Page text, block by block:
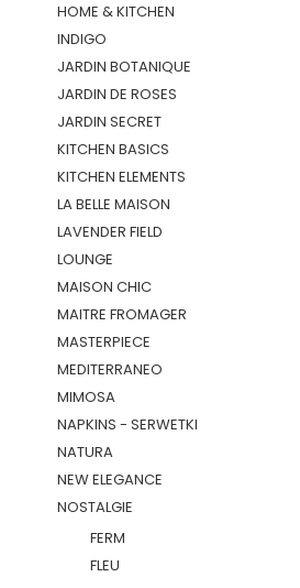
HOME & KITCHEN
INDIGO
JARDIN BOTANIQUE
JARDIN DE ROSES
JARDIN SECRET
KITCHEN BASICS
KITCHEN ELEMENTS
LA BELLE MAISON
LAVENDER FIELD
LOUNGE
MAISON CHIC
MAITRE FROMAGER
MASTERPIECE
MEDITERRANEO
MIMOSA
NAPKINS - SERWETKI
NATURA
NEW ELEGANCE
NOSTALGIE
FERM
FLEU